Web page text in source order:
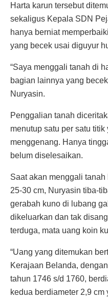
Harta karun tersebut
sekaligus Kepala SDN
hanya berniat
yang becek usai diguyur
“Saya menggali tanah di
bagian lainnya yang
Nuryasin.
Penggalian tanah
menutup satu per satu
menggenang. Hanya
belum diselesaikan.
Saat akan menggali
25-30 cm, Nuryasin tiba-
gerabah kuno di lubang
dikeluarkan dan tak
terduga, mata uang koin
“Uang yang ditemukan
Kerajaan Belanda,
tahun 1746 s/d 1760,
kedua berdiameter 2,9